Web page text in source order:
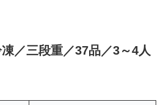
／三段重／37品／3～4人